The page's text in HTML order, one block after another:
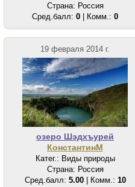
Страна: Россия
Сред.балл: 0 | Комм.: 0
19 февраля 2014 г.
озеро Шэдхъурей
КонстантинМ
Катег.: Виды природы
Страна: Россия
Сред.балл: 5.00| Комм.: 10